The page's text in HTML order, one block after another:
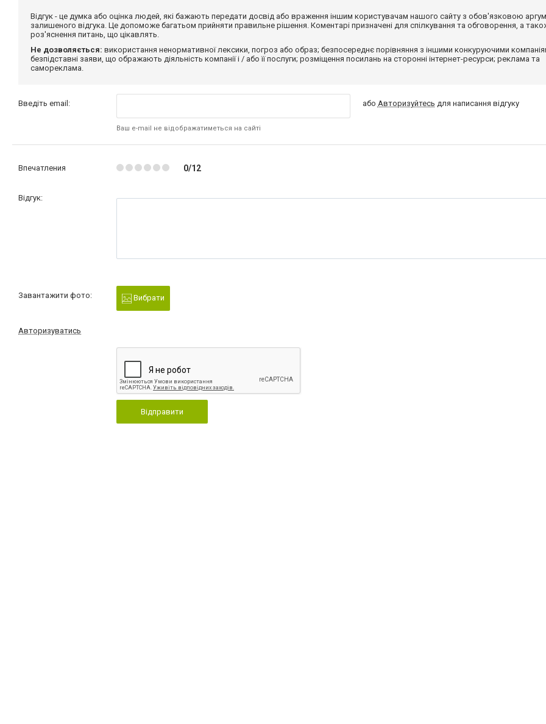
Відгук - це думка або оцінка людей, які бажають передати досвід або враження іншим користувачам нашого сайту з обов'язковою
залишеного відгука. Це допоможе багатьом прийняти правильне рішення. Коментарі призначені для спілкування та обговорення, а
роз'яснення питань, що цікавлять.
Не дозволяється: використання ненормативної лексики, погроз або образ; безпосереднє порівняння з іншими конкуруючими
безпідставні заяви, що ображають діяльність компанії і / або її послуги; розміщення посилань на сторонні інтернет-ресурси; реклама та
самореклама.
Введіть email:
Ваш e-mail не відображатиметься на сайті
або Авторизуйтесь для написання відгуку
Впечатления 0/12
Відгук:
Завантажити фото: Вибрати
Авторизуватись
Відправити